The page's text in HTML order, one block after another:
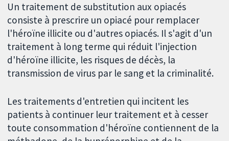
Un traitement de substitution aux opiacés
consiste à prescrire un opiacé pour remplacer
l'héroïne illicite ou d'autres opiacés. Il s'agit d'un
traitement à long terme qui réduit l'injection
d'héroïne illicite, les risques de décès, la
transmission de virus par le sang et la criminalité.
Les traitements d'entretien qui incitent les
patients à continuer leur traitement et à cesser
toute consommation d'héroïne contiennent de la